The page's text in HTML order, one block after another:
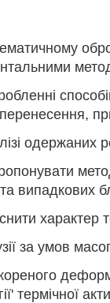
одержаних
випадкових
характер
за умов
термічної